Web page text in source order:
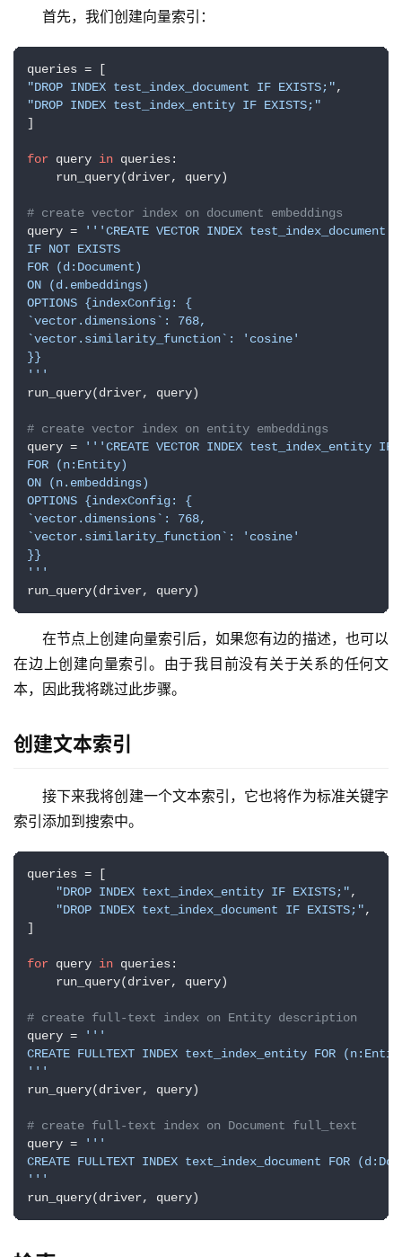
首先，我们创建向量索引：
"DROP INDEX test_index_document IF EXISTS;"
"DROP INDEX test_index_entity IF EXISTS;"
]
for query in queries:
    run_query(driver, query)
# create vector index on document embeddings
query =
'''CREATE VECTOR INDEX test_index_document
IF NOT EXISTS
FOR (d:Document)
ON (d.embeddings)
OPTIONS {indexConfig: {
`vector.dimensions`: 768,
`vector.similarity_function`: 'cosine'
}}
'''
run_query(driver, query)
# create vector index on entity embeddings
query =
'''CREATE VECTOR INDEX test_index_entity IF
FOR (n:Entity)
ON (n.embeddings)
OPTIONS {indexConfig: {
`vector.dimensions`: 768,
`vector.similarity_function`: 'cosine'
}}
'''
run_query(driver, query)
在节点上创建向量索引后，如果您有边的描述，也可以
在边上创建向量索引。由于我目前没有关于关系的任何文
本，因此我将跳过此步骤。
创建文本索引
接下来我将创建一个文本索引，它也将作为标准关键字
索引添加到搜索中。
queries = [
"DROP INDEX text_index_entity IF EXISTS;",
"DROP INDEX text_index_document IF EXISTS;",
]
for query in queries:
    run_query(driver, query)
# create full-text index on Entity description
query =
'''
CREATE FULLTEXT INDEX text_index_entity FOR
'''
run_query(driver, query)
# create full-text index on Document full_text
query =
'''
CREATE FULLTEXT INDEX text_index_document FOR
'''
run_query(driver, query)